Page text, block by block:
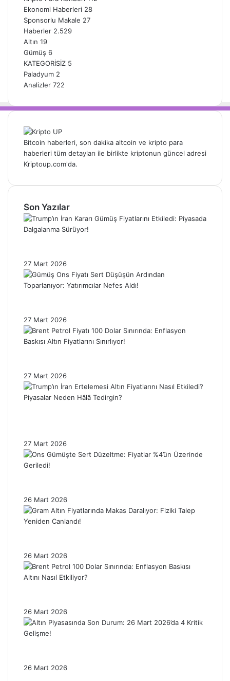
Ekonomi Haberleri 28
Sponsorlu Makale 27
Haberler 2.529
Altın 19
Gümüş 6
KATEGORİSİZ 5
Paladyum 2
Analizler 722
Bitcoin haberleri, son dakika altcoin ve kripto para
haberleri tüm detayları ile birlikte kriptonun güncel adresi
Kriptoup.com'da.
Son Yazılar
27 Mart 2026
27 Mart 2026
27 Mart 2026
27 Mart 2026
26 Mart 2026
26 Mart 2026
26 Mart 2026
26 Mart 2026